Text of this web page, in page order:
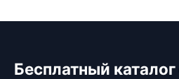
Бесплатный